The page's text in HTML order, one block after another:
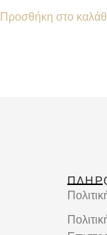
Προσθήκη στο